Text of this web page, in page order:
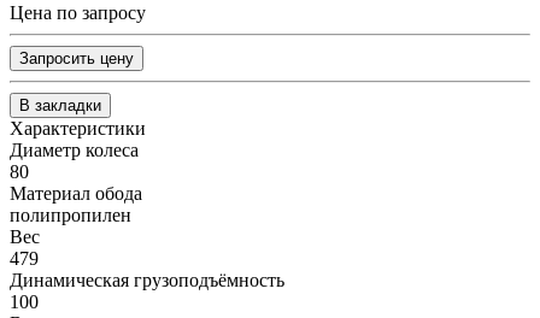
Цена по запросу
Запросить цену
В закладки
Характеристики
Диаметр колеса
80
Материал обода
полипропилен
Вес
479
Динамическая грузоподъёмность
100